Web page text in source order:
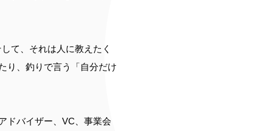
て、それは人に教えたく
り、釣りで言う「自分だけ
ドバイザー、VC、事業会